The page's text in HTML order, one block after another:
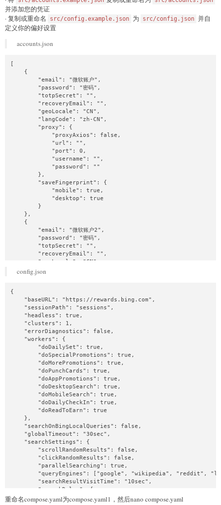
并添加您的凭证
· 复制或重命名
src/config.example.json 为 src/config.json 并自
定义你的偏好设置
accounts.json
    {
        "email": "微软账户",
        "password": "密码",
        "totpSecret": "",
        "recoveryEmail": "",
        "geoLocale": "CN",
        "langCode": "zh-CN",
        "proxy": {
            "proxyAxios": false,
            "url": "",
            "port": 0,
            "username": "",
            "password": ""
        },
        "saveFingerprint": {
            "mobile": true,
            "desktop": true
        }
    },
    {
        "email": "微软账户2",
        "password": "密码",
        "totpSecret": "",
        "recoveryEmail": "",
        "geoLocale": "CN",
        "langCode": "zh-CN",
            "url": "",
            "port": 0,
            "username": "",
            "password": ""
        },
        "saveFingerprint": {
            "mobile": true,
            "desktop": true
config.json
{
    "baseURL": "https://rewards.bing.com",
    "sessionPath": "sessions",
    "headless": true,
    "clusters": 1,
    "errorDiagnostics": false,
    "workers": {
        "doDailySet": true,
        "doSpecialPromotions": true,
        "doMorePromotions": true,
        "doPunchCards": true,
        "doAppPromotions": true,
        "doDesktopSearch": true,
        "doMobileSearch": true,
        "doDailyCheckIn": true,
        "doReadToEarn": true
    },
    "searchOnBingLocalQueries": false,
    "globalTimeout": "30sec",
    "searchSettings": {
        "scrollRandomResults": false,
        "clickRandomResults": false,
        "parallelSearching": true,
"queryEngines": ["google", "wikipedia", "reddit",
        "searchResultVisitTime": "10sec",
        "searchDelay": {
            "min": "30sec",
重命名compose.yaml为compose.yaml1，然后nano compose.yaml